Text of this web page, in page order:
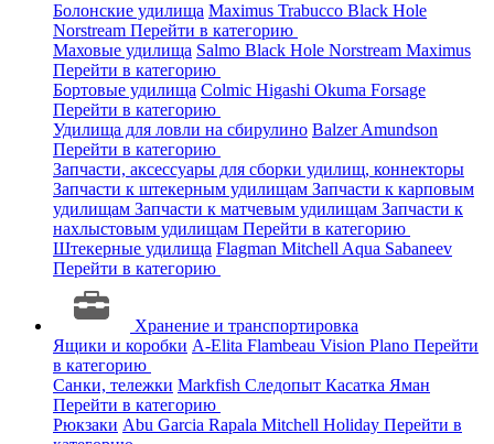
Болонские удилища Maximus Trabucco Black Hole
Norstream Перейти в категорию
Маховые удилища Salmo Black Hole Norstream Maximus
Перейти в категорию
Бортовые удилища Colmic Higashi Okuma Forsage
Перейти в категорию
Удилища для ловли на сбирулино BalzerAmundson
Перейти в категорию
Запчасти, аксессуары для сборки удилищ, коннекторы
Запчасти к штекерным удилищам Запчасти к карповым
удилищам Запчасти к матчевым удилищам Запчасти к
нахлыстовым удилищам Перейти в категорию
Штекерные удилища Flagman Mitchell Aqua Sabaneev
Перейти в категорию
Хранение и транспортировка
Ящики и коробки A-Elita Flambeau Vision Plano Перейти
в категорию
Санки, тележки Markfish Следопыт Касатка Яман
Перейти в категорию
Рюкзаки Abu Garcia Rapala Mitchell Holiday Перейти в